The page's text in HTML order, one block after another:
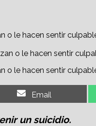
o le hacen sentir
o le hacen sentir
Share
on
Email
un suicidio.